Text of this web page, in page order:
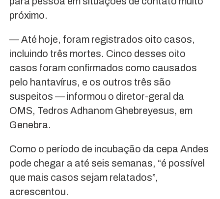
próximo.
— Até hoje, foram registrados oito casos,
incluindo três mortes. Cinco desses oito
casos foram confirmados como causados
pelo hantavírus, e os outros três são
suspeitos — informou o diretor-geral da
OMS, Tedros Adhanom Ghebreyesus, em
Genebra.
Como o período de incubação da cepa Andes
pode chegar a até seis semanas, “é possível
que mais casos sejam relatados”,
acrescentou.